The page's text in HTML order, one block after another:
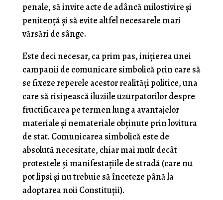
penale, să invite acte de adâncă milostivire şi
penitenţă şi să evite altfel necesarele mari
vărsări de sânge.
Este deci necesar, ca prim pas, iniţierea unei
campanii de comunicare simbolică prin care să
se fixeze reperele acestor realităţi politice, una
care să risipească iluziile uzurpatorilor despre
fructificarea pe termen lung a avantajelor
materiale şi nemateriale obţinute prin lovitura
de stat. Comunicarea simbolică este de
absolută necesitate, chiar mai mult decât
protestele şi manifestaţiile de stradă (care nu
pot lipsi şi nu trebuie să înceteze până la
adoptarea noii Constituţii).